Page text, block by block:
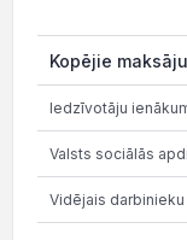
Kopējie
Iedzīvotāju
Valsts sociālās
Vidējais